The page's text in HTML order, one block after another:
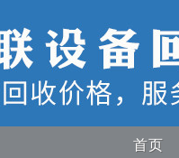
首页